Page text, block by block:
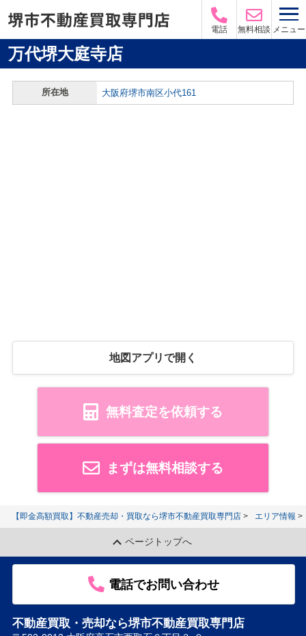
電話 無料相談 メニュー
万代堺大庭寺店
所在地 大阪府堺市南区小代161
地図アプリで開く
無料査定を依頼する
まずは無料相談する
【即金高額買取】不動産売却・買取なら堺市不動産買取専門店 エリア情報
ページトップへ
電話でお問い合わせ
不動産買取・売却なら堺市不動産買取専門店